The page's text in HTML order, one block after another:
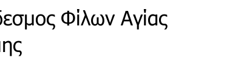
Φίλων Αγίας